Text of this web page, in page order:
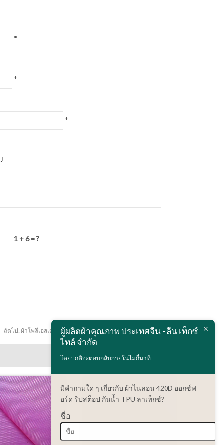
*
*
*
1 + 6 = ?
ถัดไป: ผ้าโพลีเอสเตอร์ 150D ออกซ์ฟอร์ด กันน้ำ สำหรับผ้าม่านอาบน้ำ
ผู้ผลิตผ้าคุณภาพ ประเทศจีน - ลีน เท็กซ์
ไทล์ จำกัด
โดยปกติจะตอบกลับภายในไม่กี่นาที
มีคำถามใด ๆ เกี่ยวกับ ผ้าไนลอน 420D ออกซ์ฟ
อร์ด ริปสต็อป กันน้ำ TPU ลาเท็กซ์?
ชื่อ